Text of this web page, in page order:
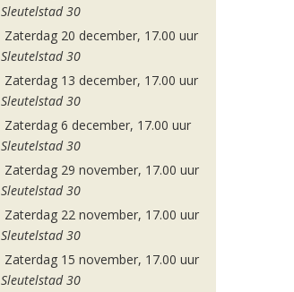
Sleutelstad 30
Zaterdag 20 december, 17.00 uur
Sleutelstad 30
Zaterdag 13 december, 17.00 uur
Sleutelstad 30
Zaterdag 6 december, 17.00 uur
Sleutelstad 30
Zaterdag 29 november, 17.00 uur
Sleutelstad 30
Zaterdag 22 november, 17.00 uur
Sleutelstad 30
Zaterdag 15 november, 17.00 uur
Sleutelstad 30